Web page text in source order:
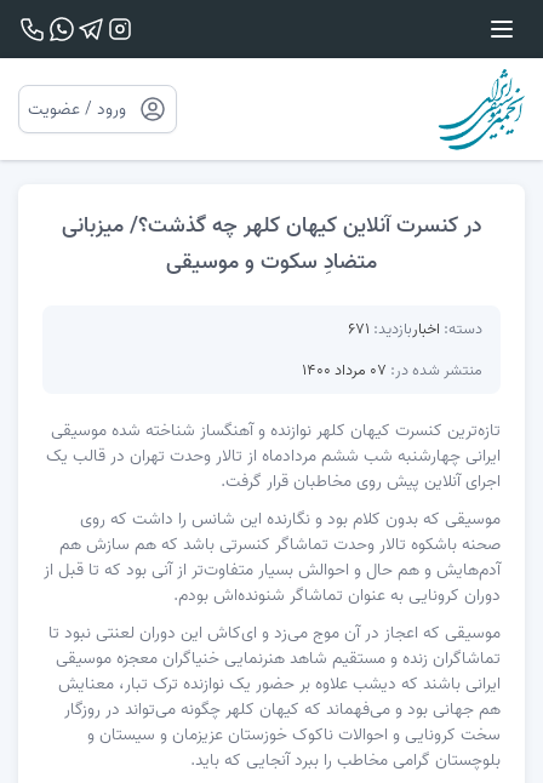
ورود / عضویت
در کنسرت آنلاین کیهان کلهر چه گذشت؟/ میزبانی
متضادِ سکوت و موسیقی
دسته: اخباربازدید: 671
منتشر شده در: 07 مرداد 1400
تازه‌ترین کنسرت کیهان کلهر نوازنده و آهنگساز شناخته شده موسیقی
ایرانی چهارشنبه شب ششم مردادماه از تالار وحدت تهران در قالب یک
اجرای آنلاین پیش روی مخاطبان قرار گرفت.
موسیقی که بدون کلام بود و نگارنده این شانس را داشت که روی
صحنه باشکوه تالار وحدت تماشاگر کنسرتی باشد که هم سازش هم
آدم‌هایش و هم حال و احوالش بسیار متفاوت‌تر از آنی بود که تا قبل از
دوران کرونایی به عنوان تماشاگر شنونده‌اش بودم.
موسیقی که اعجاز در آن موج می‌زد و ای‌کاش این دوران لعنتی نبود تا
تماشاگران زنده و مستقیم شاهد هنرنمایی خنیاگران معجزه موسیقی
ایرانی باشند که دیشب علاوه بر حضور یک نوازنده ترک تبار، معنایش
هم جهانی بود و می‌فهماند که کیهان کلهر چگونه می‌تواند در روزگار
سخت کرونایی و احوالات ناکوک خوزستان عزیزمان و سیستان و
بلوچستان گرامی مخاطب را ببرد آنجایی که باید.